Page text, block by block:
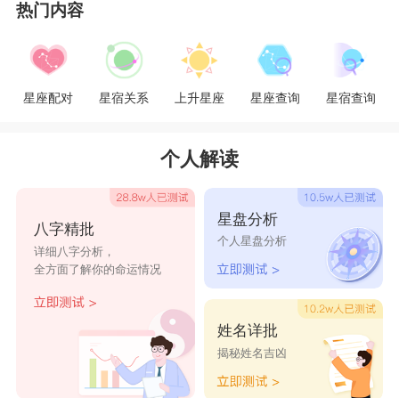
牛座人掉入了爱情的漩涡，从彻底爱上对方的那一
刻起就会甘愿为对方掏心掏肺。
星座乐原创文章，转载需注明出处
热门内容
星座配对 星宿关系 上升星座 星座查询 星宿查询
个人解读
八字精批
详细八字分析，
全方面了解你的命运情况
星盘分析
个人星盘分析
姓名详批
揭秘姓名吉凶